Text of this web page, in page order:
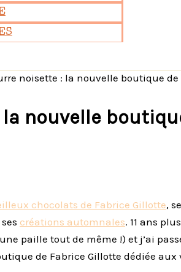
noisette : la nouvelle boutique
nouvelle
chocolats de Fabrice Gillotte,
créations automnales. 11 ans
paille tout de même !) et j’ai
de Fabrice Gillotte dédiée aux